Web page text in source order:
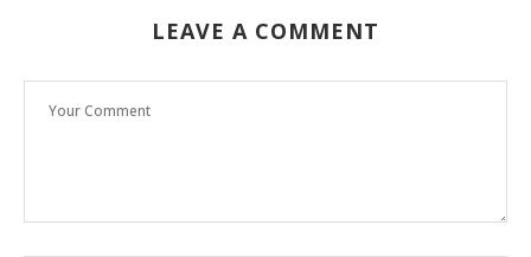
LEAVE A COMMENT